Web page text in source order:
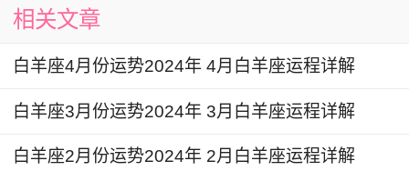
和健康感情关系。
单身白羊座可能会遇到喜欢的人，你大胆主动
但有时候热情大方并不一定都能打动人，你的个性
需要再适应适应，给人家考虑选择的时间，不要逼
相关文章
白羊座4月份运势2024年 4月白羊座运程详解
白羊座3月份运势2024年 3月白羊座运程详解
白羊座2月份运势2024年 2月白羊座运程详解